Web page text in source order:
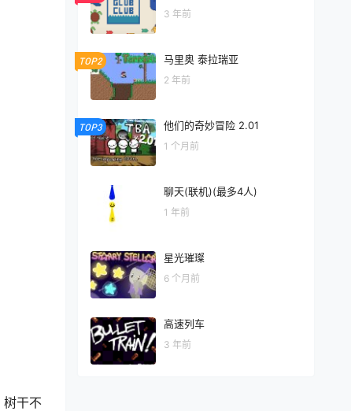
树干不
3 年前
TOP2 马里奥 泰拉瑞亚
2 年前
TOP3 他们的奇妙冒险 2.01
1 个月前
聊天(联机)(最多4人)
1 年前
星光璀璨
6 个月前
高速列车
3 年前